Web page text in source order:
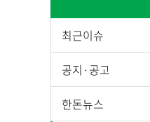
바
일
메
뉴
최근이슈
공지·공고
한돈뉴스